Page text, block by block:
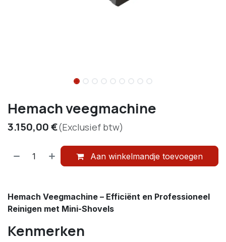
Hemach veegmachine
3.150,00€(Exclusief btw)
Aan winkelmandje toevoegen
Hemach Veegmachine – Efficiënt en Professioneel
Reinigen met Mini-Shovels
Kenmerken